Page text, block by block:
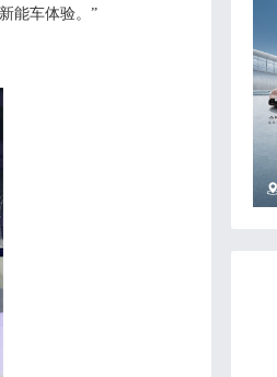
能车体验。 ”